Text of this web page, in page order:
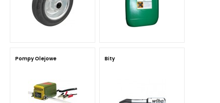
Pompy Olejowe Bity